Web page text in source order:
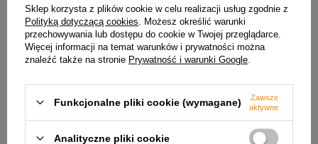
Auto Na Akumulator WMT-
310,89 zł
Skuter na Akumulator
Vespa GTS 300 Czerwony
Sklep korzysta z plików cookie w celu realizacji usług zgodnie z
Polityką dotyczącą cookies . Możesz określić warunki
przechowywania lub dostępu do cookie w Twojej przeglądarce.
Więcej informacji na temat warunków i prywatności można
znaleźć także na stronie Prywatność i warunki Google
Funkcjonalne pliki cookie (wymagane)
Zawsze
aktywne
Analityczne pliki cookie